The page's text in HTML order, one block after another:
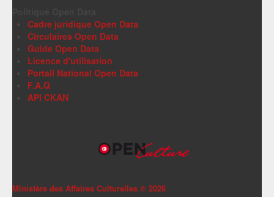
Cadre juridique Open Data
Circulaires Open Data
Guide Open Data
Licence d'utilisation
Portail National Open Data
F.A.Q
API CKAN
Ministère des Affaires Culturelles © 2026